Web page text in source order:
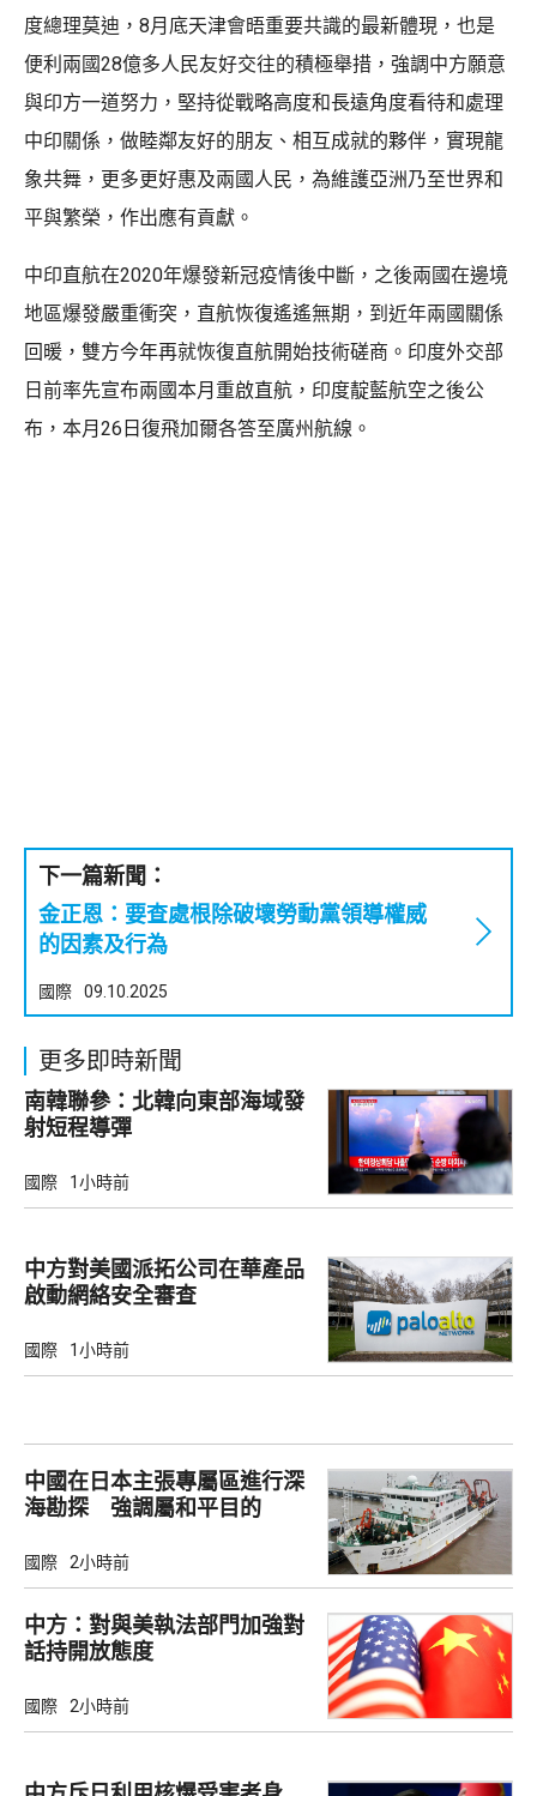
度總理莫迪，8月底天津會晤重要共識的最新體現，也是
便利兩國28億多人民友好交往的積極舉措，強調中方願意
與印方一道努力，堅持從戰略高度和長遠角度看待和處理
中印關係，做睦鄰友好的朋友、相互成就的夥伴，實現龍
象共舞，更多更好惠及兩國人民，為維護亞洲乃至世界和
平與繁榮，作出應有貢獻。
中印直航在2020年爆發新冠疫情後中斷，之後兩國在邊境
地區爆發嚴重衝突，直航恢復遙遙無期，到近年兩國關係
回暖，雙方今年再就恢復直航開始技術磋商。印度外交部
日前率先宣布兩國本月重啟直航，印度靛藍航空之後公
布，本月26日復飛加爾各答至廣州航線。
下一篇新聞：
金正恩：要查處根除破壞勞動黨領導權威
的因素及行為
國際 09.10.2025
更多即時新聞
南韓聯參：北韓向東部海域發
射短程導彈
國際 1小時前
中方對美國派拓公司在華產品
啟動網絡安全審查
國際 1小時前
中國在日本主張專屬區進行深
海勘探 強調屬和平目的
國際 2小時前
中方：對與美執法部門加強對
話持開放態度
國際 2小時前